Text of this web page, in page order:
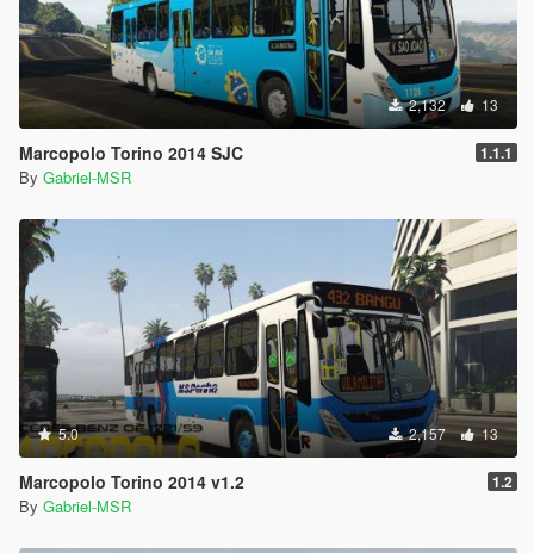
2,132 13
Marcopolo Torino 2014 SJC 1.1.1
By Gabriel-MSR
5.0 2,157 13
Marcopolo Torino 2014 v1.2 1.2
By Gabriel-MSR